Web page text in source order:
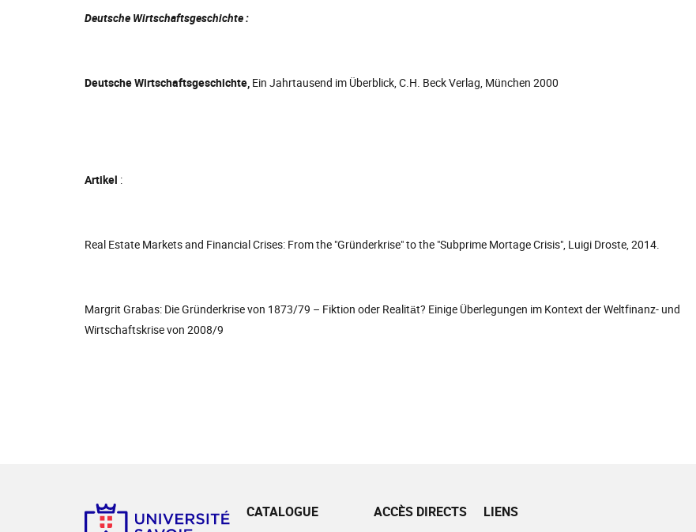
Deutsche Wirtschaftsgeschichte :
Deutsche Wirtschaftsgeschichte, Ein Jahrtausend im Überblick, C.H. Beck Verlag, München 2000
Artikel :
Real Estate Markets and Financial Crises: From the "Gründerkrise" to the "Subprime Mortage Crisis", Luigi Droste, 2014.
Margrit Grabas: Die Gründerkrise von 1873/79 – Fiktion oder Realität? Einige Überlegungen im Kontext der Weltfinanz- und
Wirtschaftskrise von 2008/9
CATALOGUE ACCÈS DIRECTS LIENS